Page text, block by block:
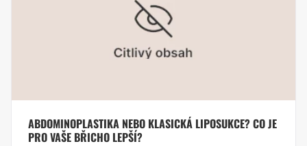
ABDOMINOPLASTIKA NEBO KLASICKÁ LIPOSUKCE? CO JE
PRO VAŠE BŘICHO LEPŠÍ?